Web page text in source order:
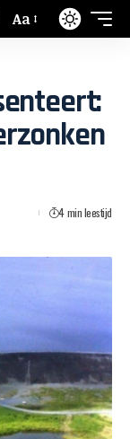
Aa
4 min leestijd